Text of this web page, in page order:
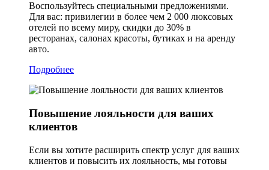
Воспользуйтесь специальными предложениями.
Для вас: привилегии в более чем 2 000 люксовых
отелей по всему миру, скидки до 30% в
ресторанах, салонах красоты, бутиках и на аренду
авто.
Подробнее
Повышение лояльности для ваших
клиентов
Если вы хотите расширить спектр услуг для ваших
клиентов и повысить их лояльность, мы готовы